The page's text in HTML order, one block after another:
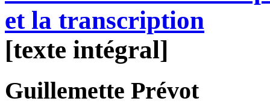
et la transcription
[texte intégral]
Guillemette Prévot